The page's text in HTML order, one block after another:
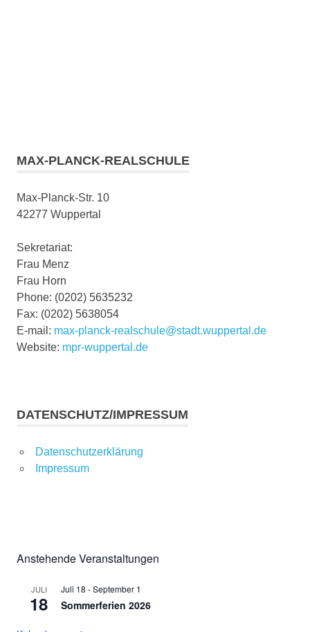
MAX-PLANCK-REALSCHULE
Max-Planck-Str. 10
42277 Wuppertal
Sekretariat:
Frau Menz
Frau Horn
Phone: (0202) 5635232
Fax: (0202) 5638054
E-mail: max-planck-realschule@stadt.wuppertal.de
Website: mpr-wuppertal.de
DATENSCHUTZ/IMPRESSUM
Datenschutzerklärung
Impressum
Anstehende Veranstaltungen
JULI
18
Juli 18 -September 1
Sommerferien 2026